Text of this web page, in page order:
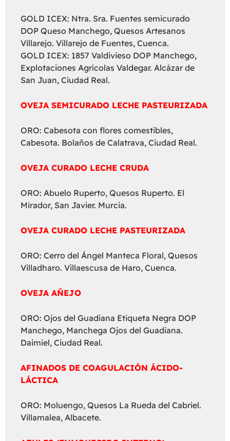
GOLD ICEX: Ntra. Sra. Fuentes semicurado
DOP Queso Manchego, Quesos Artesanos
Villarejo. Villarejo de Fuentes, Cuenca.
GOLD ICEX: 1857 Valdivieso DOP Manchego,
Explotaciones Agrícolas Valdegar. Alcázar de
San Juan, Ciudad Real.
OVEJA SEMICURADO LECHE PASTEURIZADA
ORO: Cabesota con flores comestibles,
Cabesota. Bolaños de Calatrava, Ciudad Real.
OVEJA CURADO LECHE CRUDA
ORO: Abuelo Ruperto, Quesos Ruperto. El
Mirador, San Javier. Murcia.
OVEJA CURADO LECHE PASTEURIZADA
ORO: Cerro del Ángel Manteca Floral, Quesos
Villadharo. Villaescusa de Haro, Cuenca.
OVEJA AÑEJO
ORO: Ojos del Guadiana Etiqueta Negra DOP
Manchego, Manchega Ojos del Guadiana.
Daimiel, Ciudad Real.
AFINADOS DE COAGULACIÓN ÁCIDO-
LÁCTICA
ORO: Moluengo, Quesos La Rueda del Cabriel.
Villamalea, Albacete.